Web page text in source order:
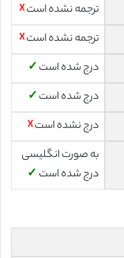
ترجمه نشده است☓
ترجمه نشده است☓
درج شده است ✓
درج شده است ✓
درج نشده است☓
به صورت انگلیسی
درج شده است ✓